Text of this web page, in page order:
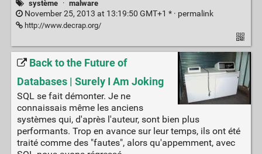
système · malware
November 25, 2013 at 13:19:50 GMT+1 * · permalink
http://www.decrap.org/
Back to the Future of
Databases | Surely I Am Joking
SQL se fait démonter. Je ne
connaissais même les anciens
systèmes qui, d'après l'auteur, sont bien plus
performants. Trop en avance sur leur temps, ils ont été
traité comme des "fautes", alors qu'appemment, avec